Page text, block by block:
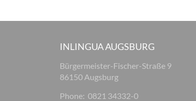
INLINGUA AUGSBURG
Bürgermeister-Fischer-Straße 9
86150 Augsburg
Phone: 0821 34332-0